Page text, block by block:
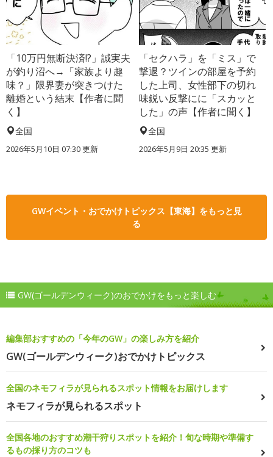
「10万円無断決済!?」誠実夫
が釣り沼へ→「家族より趣
味？」限界妻が突きつけた
離婚という結末【作者に聞
く】
全国
2026年5月10日 07:30 更新
「セクハラ」を「ミス」で
撃退？ツインの部屋を予約
した上司、女性部下の切れ
味鋭い反撃にに「スカッと
した」の声【作者に聞く】
全国
2026年5月9日 20:35 更新
GWイベント・おでかけトピックス【東海】をもっと見
る
GW(ゴールデンウィーク)のおでかけをもっと楽しむ
編集部おすすめの「今年のGW」の楽しみ方を紹介
GW(ゴールデンウィーク)おでかけトピックス
全国のネモフィラが見られるスポット情報をお届けします
ネモフィラが見られるスポット
全国各地のおすすめ潮干狩りスポットを紹介！旬な時期や準備す
るもの採り方のコツも